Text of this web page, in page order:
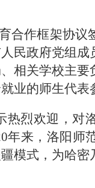
合作框架协
民政府党组
相关学校主
业的师生代表
烈欢迎，对
年来，洛阳师
模式，为哈